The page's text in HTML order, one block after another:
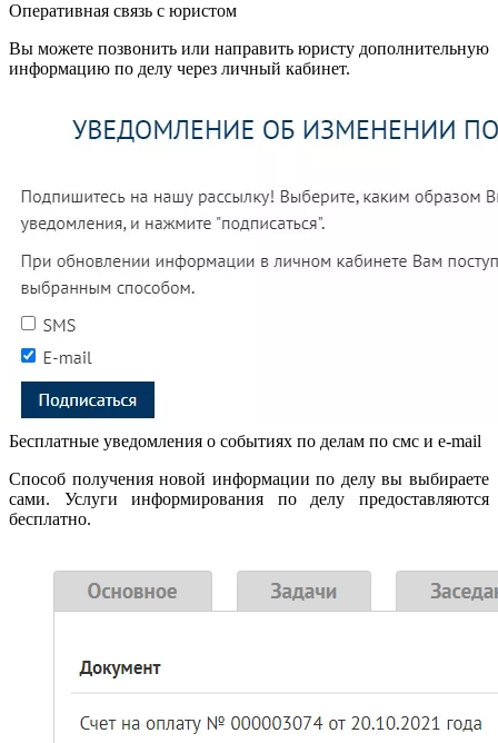
Оперативная связь с юристом
Вы можете позвонить или направить юристу дополнительную
информацию по делу через личный кабинет.
Бесплатные уведомления о событиях по делам по смс и e-mail
Способ получения новой информации по делу вы выбираете
сами. Услуги информирования по делу предоставляются
бесплатно.